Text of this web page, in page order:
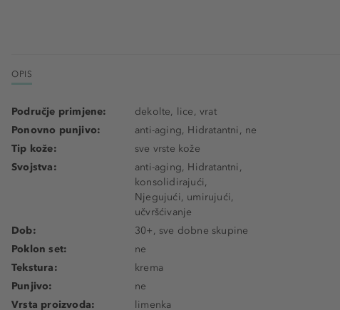
OPIS
Područje primjene:
dekolte, lice, vrat
Ponovno punjivo:
anti-aging, Hidratantni, ne
Tip kože:
sve vrste kože
Svojstva:
anti-aging, Hidratantni,
konsolidirajući,
Njegujući, umirujući,
učvršćivanje
Dob:
30+, sve dobne skupine
Poklon set:
ne
Tekstura:
krema
Punjivo:
ne
Vrsta proizvoda:
limenka